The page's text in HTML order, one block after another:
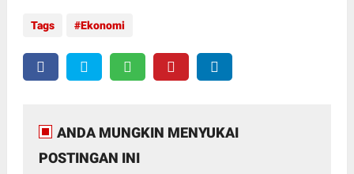
Tags Ekonomi
ANDA MUNGKIN MENYUKAI
POSTINGAN INI